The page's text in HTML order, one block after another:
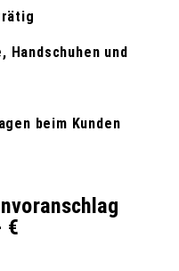
Handschuhen und
beim Kunden
€